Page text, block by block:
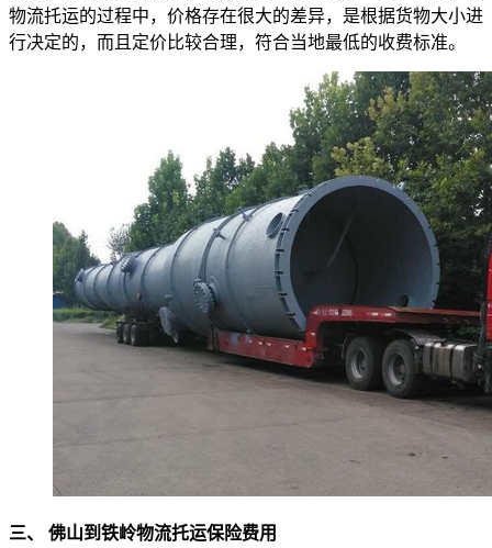
物流托运的过程中，价格存在很大的差异，是根据货物大小进
行决定的，而且定价比较合理，符合当地最低的收费标准。
三、 佛山到铁岭物流托运保险费用